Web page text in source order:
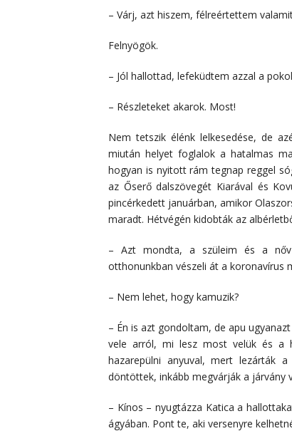
– Várj, azt hiszem, félreértettem
Felnyögök.
– Jól hallottad, lefeküdtem azzal a
– Részleteket akarok. Most!
Nem tetszik élénk lelkesedése, de
miután helyet foglalok a hatalmas
hogyan is nyitott rám tegnap reggel
az Őserő dalszövegét Kiarával és
pincérkedett januárban, amikor
maradt. Hétvégén kidobták az
– Azt mondta, a szüleim és a
otthonunkban vészeli át a koronavírus
– Nem lehet, hogy kamuzik?
– Én is azt gondoltam, de apu
vele arról, mi lesz most velük és a
hazarepülni anyuval, mert lezárták
döntöttek, inkább megvárják a járvány
– Kínos – nyugtázza Katica a
ágyában. Pont te, aki versenyre